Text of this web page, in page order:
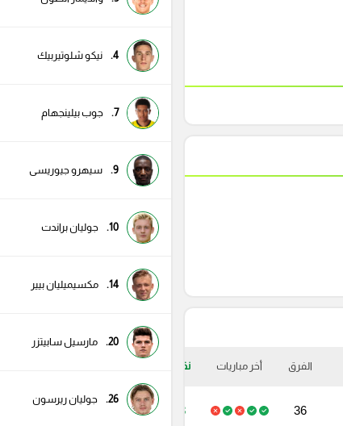
الفرق أخر مباريات نقاط
36
73
4. نيكو شلوتيربيك
7. جوب بيلينجهام
9. سيهرو جيوريسى
10. جوليان براندت
14. مكسيميليان بيير
20. مارسيل سابيتزر
26. جوليان ريرسون